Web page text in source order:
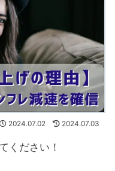
2024.07.02 2024.07.03
ください！